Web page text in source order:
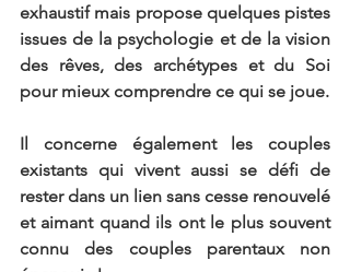
exhaustif mais propose quelques pistes
issues de la psychologie et de la vision
des rêves, des archétypes et du Soi
pour mieux comprendre ce qui se joue.
Il concerne également les couples
existants qui vivent aussi se défi de
rester dans un lien sans cesse renouvelé
et aimant quand ils ont le plus souvent
connu des couples parentaux non